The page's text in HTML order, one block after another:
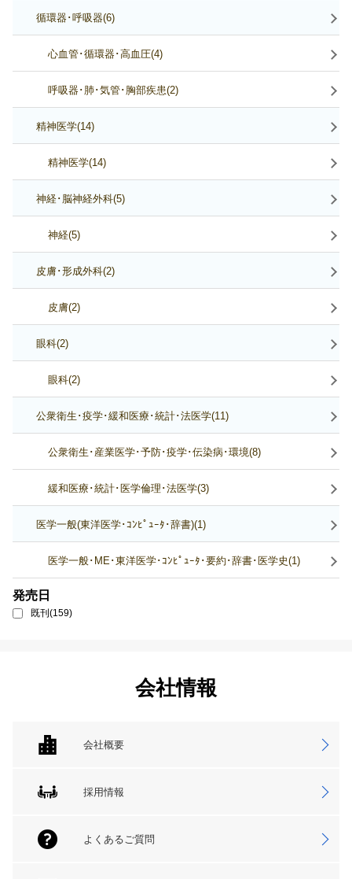
循環器･呼吸器(6)
心血管･循環器･高血圧(4)
呼吸器･肺･気管･胸部疾患(2)
精神医学(14)
精神医学(14)
神経･脳神経外科(5)
神経(5)
皮膚･形成外科(2)
皮膚(2)
眼科(2)
眼科(2)
公衆衛生･疫学･緩和医療･統計･法医学(11)
公衆衛生･産業医学･予防･疫学･伝染病･環境(8)
緩和医療･統計･医学倫理･法医学(3)
医学一般(東洋医学･ｺﾝﾋﾟｭｰﾀ･辞書)(1)
医学一般･ME･東洋医学･ｺﾝﾋﾟｭｰﾀ･要約･辞書･医学史(1)
発売日
既刊(159)
会社情報
会社概要
採用情報
よくあるご質問